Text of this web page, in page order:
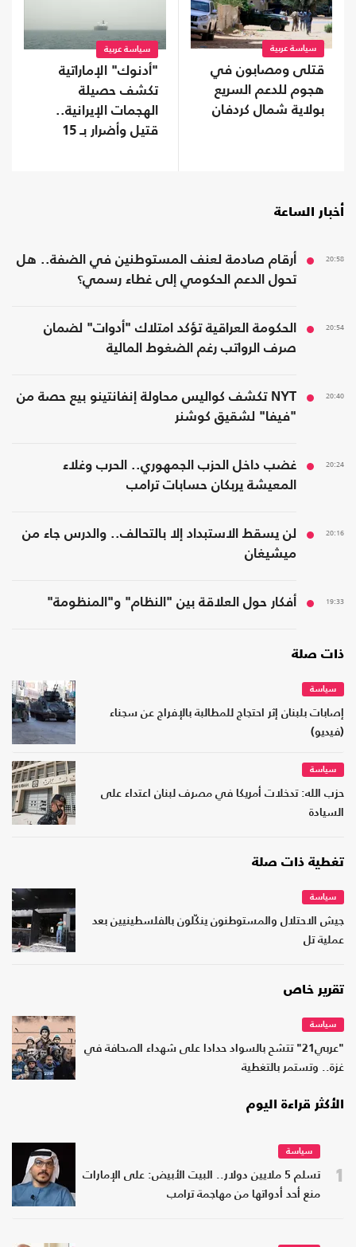
سياسة عربية
قتلى ومصابون في
هجوم للدعم السريع
بولاية شمال كردفان
سياسة عربية
"أدنوك" الإماراتية
تكشف حصيلة
الهجمات الإيرانية..
قتيل وأضرار بـ 15
أخبار الساعة
20:58
أرقام صادمة لعنف المستوطنين في الضفة.. هل
تحول الدعم الحكومي إلى غطاء رسمي؟
20:54
الحكومة العراقية تؤكد امتلاك "أدوات" لضمان
صرف الرواتب رغم الضغوط المالية
20:40
NYT تكشف كواليس محاولة إنفانتينو بيع حصة من
"فيفا" لشقيق كوشنر
20:24
غضب داخل الحزب الجمهوري.. الحرب وغلاء
المعيشة يربكان حسابات ترامب
20:16
لن يسقط الاستبداد إلا بالتحالف.. والدرس جاء من
ميشيغان
19:33 أفكار حول العلاقة بين "النظام" و"المنظومة"
ذات صلة
سياسة
إصابات بلبنان إثر احتجاج للمطالبة بالإفراج عن سجناء
(فيديو)
سياسة
حزب الله: تدخلات أمريكا في مصرف لبنان اعتداء على
السيادة
تغطية ذات صلة
سياسة
جيش الاحتلال والمستوطنون ينكّلون بالفلسطينيين بعد
عملية تل
تقرير خاص
سياسة
"عربي21" تتشح بالسواد حدادا على شهداء الصحافة في
غزة.. وتستمر بالتغطية
الأكثر قراءة اليوم
1
سياسة
تسلم 5 ملايين دولار.. البيت الأبيض: على الإمارات
منع أحد أدواتها من مهاجمة ترامب